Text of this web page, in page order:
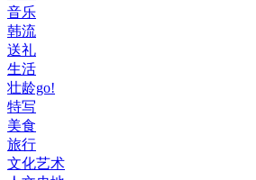
音乐
韩流
送礼
生活
壮龄go!
特写
美食
旅行
文化艺术